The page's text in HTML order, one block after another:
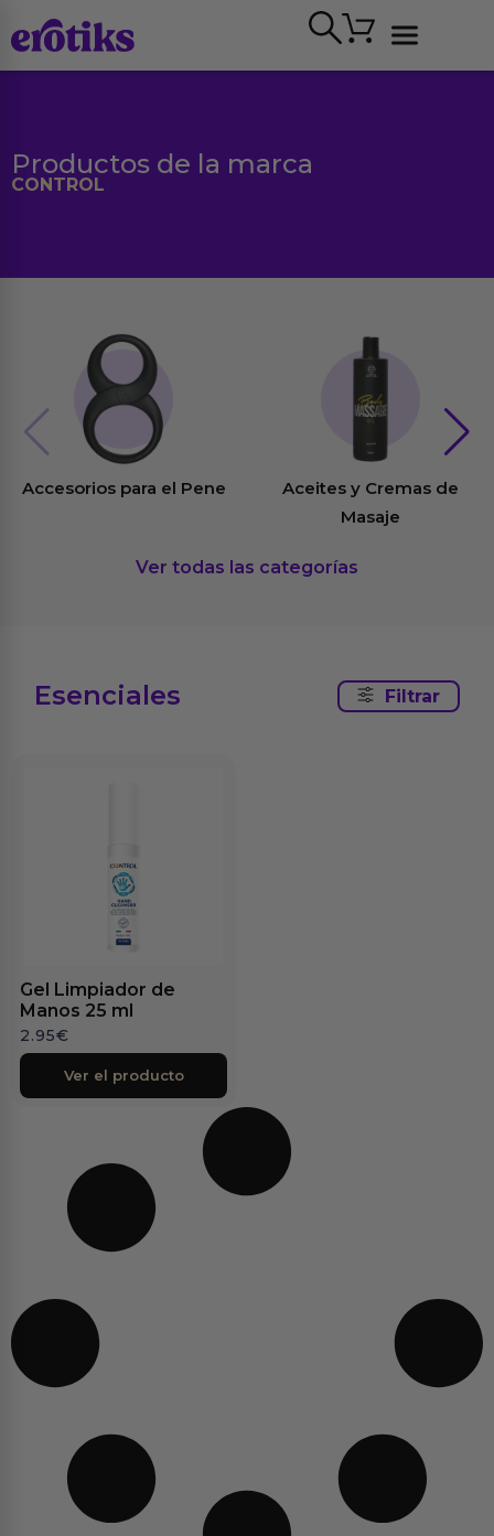
al
contenido
Carrito
Productos de la marca
CONTROL
Accesorios para el Pene
Aceites y Cremas de
Masaje
Ver todas las categorías
Esenciales Filtrar
Gel Limpiador de
Manos 25 ml
2.95€
Ver el producto